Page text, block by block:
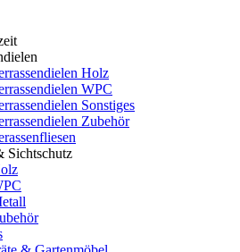
Holz
WPC
Sonstiges
Zubehör
Sichtschutz